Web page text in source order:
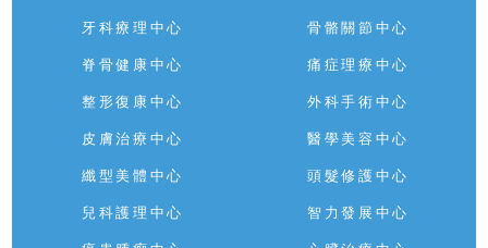
牙科療理中心 骨骼關節中心
脊骨健康中心 痛症理療中心
整形復康中心 外科手術中心
皮膚治療中心 醫學美容中心
纖型美體中心 頭髮修護中心
兒科護理中心 智力發展中心